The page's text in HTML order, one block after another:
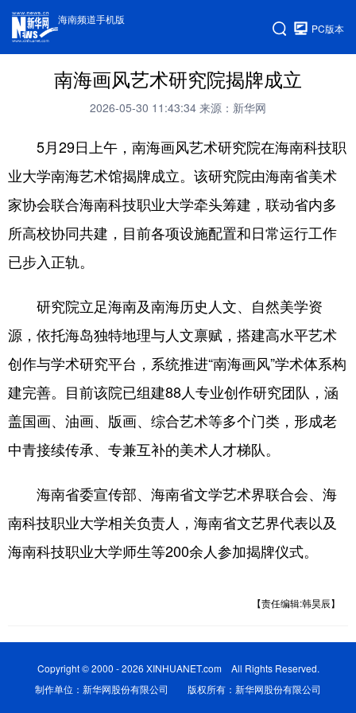
海南频道手机版
PC版本
南海画风艺术研究院揭牌成立
2026-05-30 11:43:34 来源：新华网
5月29日上午，南海画风艺术研究院在海南科技职
业大学南海艺术馆揭牌成立。该研究院由海南省美术
家协会联合海南科技职业大学牵头筹建，联动省内多
所高校协同共建，目前各项设施配置和日常运行工作
已步入正轨。
研究院立足海南及南海历史人文、自然美学资
源，依托海岛独特地理与人文禀赋，搭建高水平艺术
创作与学术研究平台，系统推进“南海画风”学术体系构
建完善。目前该院已组建88人专业创作研究团队，涵
盖国画、油画、版画、综合艺术等多个门类，形成老
中青接续传承、专兼互补的美术人才梯队。
海南省委宣传部、海南省文学艺术界联合会、海
南科技职业大学相关负责人，海南省文艺界代表以及
海南科技职业大学师生等200余人参加揭牌仪式。
【责任编辑:韩昊辰】
Copyright © 2000 - 2026 XINHUANET.com All Rights Reserved.
制作单位：新华网股份有限公司 版权所有：新华网股份有限公司